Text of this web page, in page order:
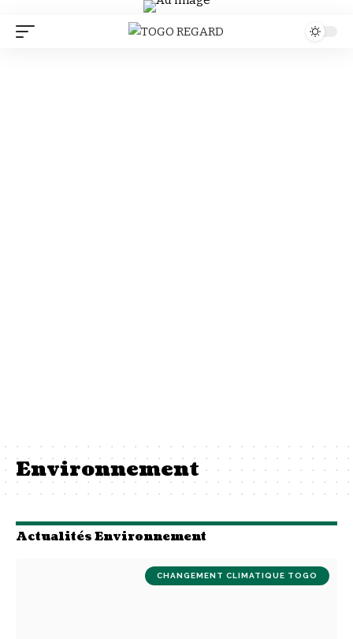
Environnement
Actualités Environnement
CHANGEMENT CLIMATIQUE TOGO